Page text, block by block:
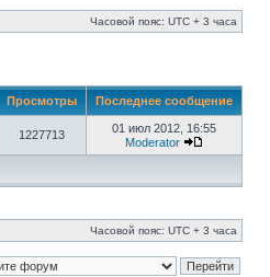
Часовой пояс: UTC + 3 часа
Просмотры Последнее сообщение
1227713
01 июл 2012, 16:55
Moderator
Часовой пояс: UTC + 3 часа